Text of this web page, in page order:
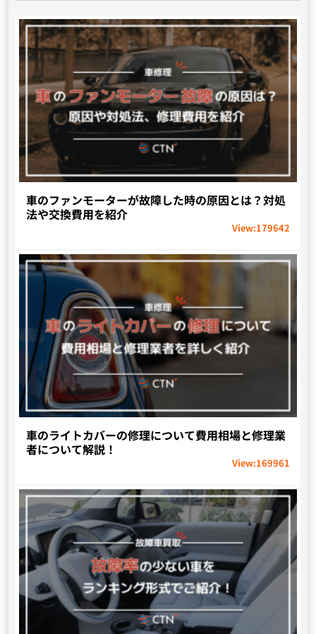
車のファンモーターが故障した時の原因とは？対処
法や交換費用を紹介
View:179642
車のライトカバーの修理について費用相場と修理業
者について解説！
View:169961